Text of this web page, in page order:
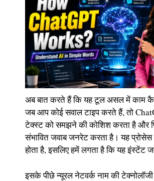
अब बात करते हैं कि यह टूल असल में काम
जब आप कोई सवाल टाइप करते हैं, तो
टेक्स्ट को समझने की कोशिश करता है और
संभावित जवाब जनरेट करता है। यह
होता है, इसलिए हमें लगता है कि यह इंस्टेंट
इसके पीछे न्यूरल नेटवर्क नाम की